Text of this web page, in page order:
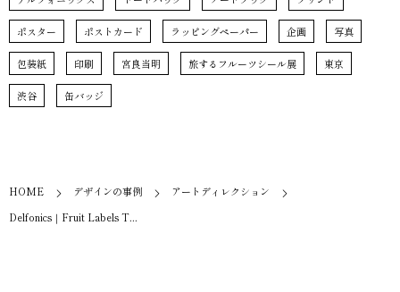
ポスター ポストカード ラッピングペーパー 企画 写真
包装紙 印刷 宮良当明 旅するフルーツシール展 東京
渋谷 缶バッジ
HOME デザインの事例
アートディレクション
Delfonics｜Fruit Labels T...